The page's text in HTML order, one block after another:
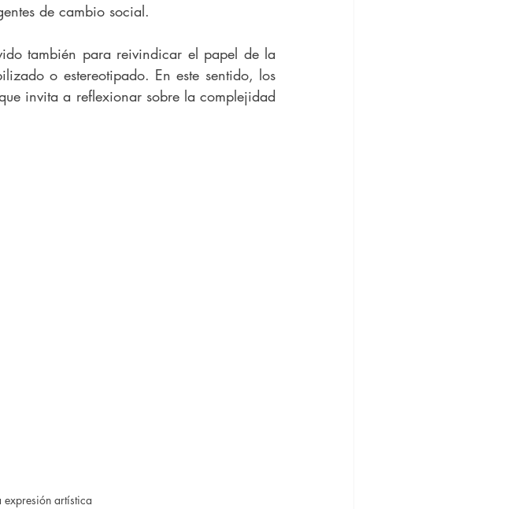
de cambio social.
también para reivindicar el papel de la
o estereotipado. En este sentido, los
invita a reflexionar sobre la complejidad
expresión artística